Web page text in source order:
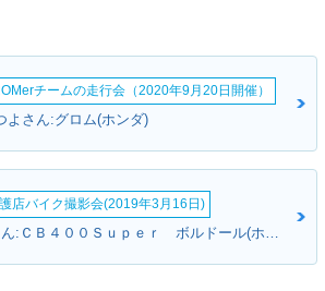
チームの走行会（2020年9月20日開催）
よさん:グロム(ホンダ)
店バイク撮影会(2019年3月16日)
M・Kさん:ＣＢ４００Ｓｕｐｅｒ ボルドール(ホンダ)